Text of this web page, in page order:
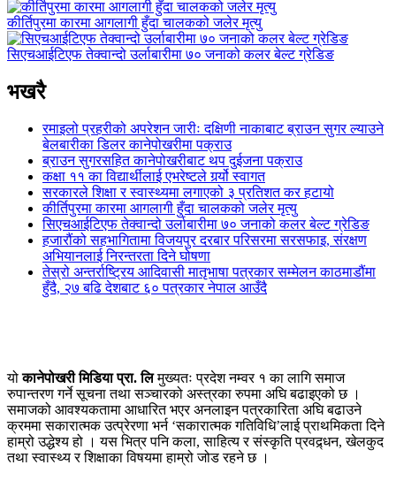
कीर्तिपुरमा कारमा आगलागी हुँदा चालकको जलेर मृत्यु
सिएचआईटिएफ तेक्वान्दो उर्लाबारीमा ७० जनाको कलर बेल्ट ग्रेडिङ
भखरै
रमाइलो प्रहरीको अपरेशन जारीः दक्षिणी नाकाबाट ब्राउन सुगर ल्याउने
बेलबारीका डिलर कानेपोखरीमा पक्राउ
ब्राउन सुगरसहित कानेपोखरीबाट थप दुईजना पक्राउ
कक्षा ११ का विद्यार्थीलाई एभरेष्टले गर्र्यो स्वागत
सरकारले शिक्षा र स्वास्थ्यमा लगाएको ३ प्रतिशत कर हटायो
कीर्तिपुरमा कारमा आगलागी हुँदा चालकको जलेर मृत्यु
सिएचआईटिएफ तेक्वान्दो उर्लाबारीमा ७० जनाको कलर बेल्ट ग्रेडिङ
हजारौंको सहभागितामा विजयपुर दरबार परिसरमा सरसफाइ, संरक्षण
अभियानलाई निरन्तरता दिने घोषणा
तेस्रो अन्तर्राष्ट्रिय आदिवासी मातृभाषा पत्रकार सम्मेलन काठमाडौंमा
हुँदै, २७ बढि देशबाट ६० पत्रकार नेपाल आउँदै
योकानेपोखरी मिडिया प्रा. लिमुख्यतः प्रदेश नम्वर १ का लागि समाज
रुपान्तरण गर्ने सूचना तथा सञ्चारको अस्त्रका रुपमा अघि बढाइएको छ ।
समाजको आवश्यकतामा आधारित भएर अनलाइन पत्रकारिता अघि बढाउने
क्रममा सकारात्मक उत्प्रेरणा भर्न ‘सकारात्मक गतिविधि’लाई प्राथमिकता दिने
हाम्रो उद्धेश्य हो । यस भित्र पनि कला, साहित्य र संस्कृति प्रवद्र्धन, खेलकुद
तथा स्वास्थ्य र शिक्षाका विषयमा हाम्रो जोड रहने छ ।